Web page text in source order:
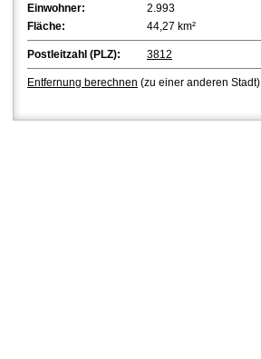
Einwohner:
2.993
Fläche:
44,27 km²
Postleitzahl (PLZ): 3812
Entfernung berechnen (zu einer anderen Stadt)